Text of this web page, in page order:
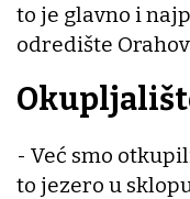
to je glavno i
odredište
- Već smo
to jezero u